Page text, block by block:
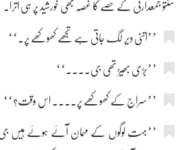
سنتو جمعدارنی کے حصے کا غصہ بھی خورشید پر ہی اترا۔
’’اتنی دیر لگ جاتی ہے تجھے کھوکھے پر۔‘‘
’’بڑی بھیڑ تھی جی....‘‘
’’سراج کے کھوکھے پر.... اس وقت؟‘‘
’’بہت لوگوں کے مہمان آئے ہوئے ہیں